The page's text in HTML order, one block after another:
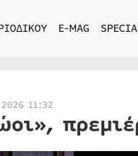
E-MAG
11:32